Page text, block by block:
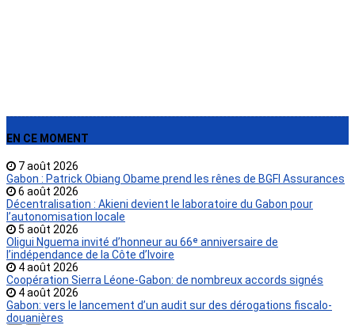
EN CE MOMENT
7 août 2026
Gabon : Patrick Obiang Obame prend les rênes de BGFI Assurances
6 août 2026
Décentralisation : Akieni devient le laboratoire du Gabon pour
l’autonomisation locale
5 août 2026
Oligui Nguema invité d’honneur au 66ᵉ anniversaire de
l’indépendance de la Côte d’Ivoire
4 août 2026
Coopération Sierra Léone-Gabon: de nombreux accords signés
4 août 2026
Gabon: vers le lancement d’un audit sur des dérogations fiscalo-
douanières